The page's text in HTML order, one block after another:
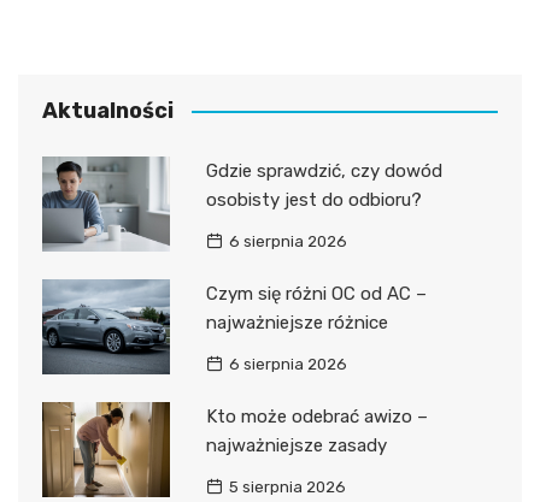
Aktualności
Gdzie sprawdzić, czy dowód
osobisty jest do odbioru?
6 sierpnia 2026
Czym się różni OC od AC –
najważniejsze różnice
6 sierpnia 2026
Kto może odebrać awizo –
najważniejsze zasady
5 sierpnia 2026